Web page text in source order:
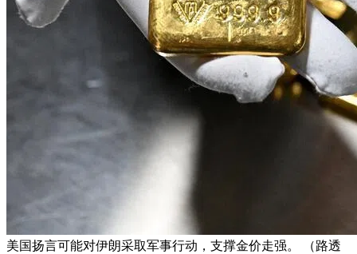
美国扬言可能对伊朗采取军事行动，支撑金价走强。 （路透